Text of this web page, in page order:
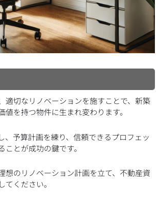
適切なリノベーションを施すことで、新築
値を持つ物件に生まれ変わります。
、予算計画を練り、信頼できるプロフェッ
ことが成功の鍵です。
想のリノベーション計画を立て、不動産資
てください。